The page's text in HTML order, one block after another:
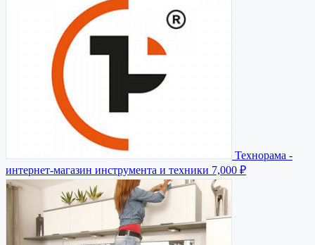
Технорама -
интернет-магазин инструмента и техники 7,000 ₽